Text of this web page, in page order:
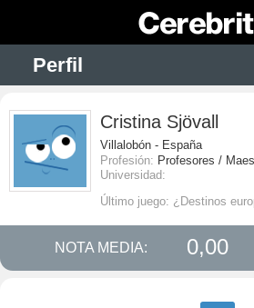
Perfil
Cristina Sjövall
Villalobón - España
Profesión: Profesores /
Universidad:
Último juego: ¿Destinos
NOTA MEDIA: 0,00